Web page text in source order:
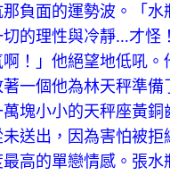
負面的運勢波。「水
的理性與冷靜…才怪
！」他絕望地低吼。
一個他為林天秤準備
塊小小的天秤座黃銅
送出，因為害怕被拒
高的單戀情感。張水